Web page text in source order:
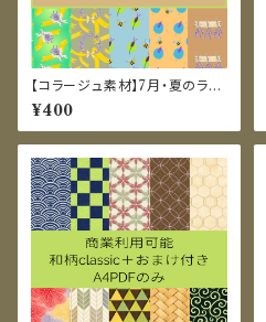
【コラージュ素材】7月・夏のラベ
ンダーイメージのデジタルペー
パー10枚セット（PDF/PNG）
¥400